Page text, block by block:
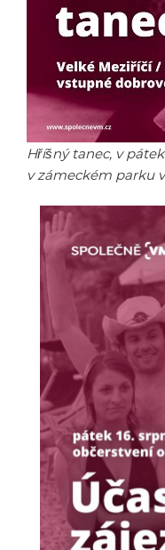
Hříšný tanec, v
v zámeckém parku